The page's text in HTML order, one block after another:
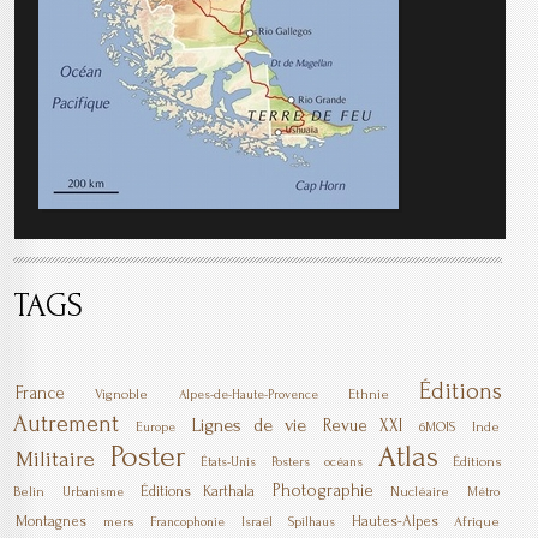
TAGS
France Vignoble Alpes-de-Haute-Provence Ethnie
Éditions
Autrement
Europe Lignes de vie Revue XXI 6MOIS Inde
Militaire Poster États-Unis Posters océans Atlas
Éditions
Belin
Urbanisme Éditions Karthala Photographie Nucléaire Métro
Montagnes mers Francophonie Israël Spilhaus Hautes-Alpes Afrique